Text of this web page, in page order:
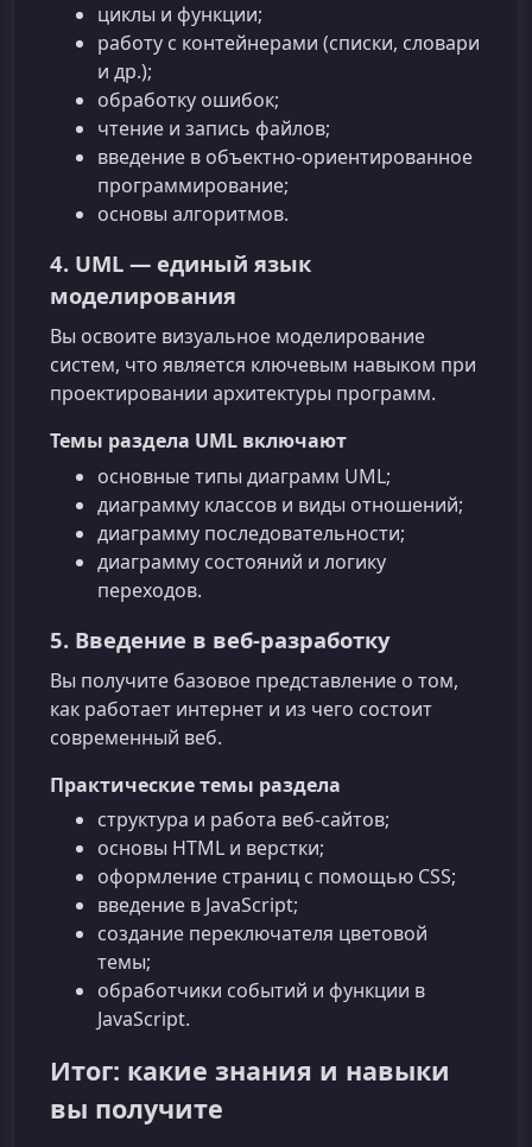
циклы и функции;
работу с контейнерами (списки, словари
и др.);
обработку ошибок;
чтение и запись файлов;
введение в объектно-ориентированное
программирование;
основы алгоритмов.
4. UML — единый язык
моделирования
Вы освоите визуальное моделирование
систем, что является ключевым навыком при
проектировании архитектуры программ.
Темы раздела UML включают
основные типы диаграмм UML;
диаграмму классов и виды отношений;
диаграмму последовательности;
диаграмму состояний и логику
переходов.
5. Введение в веб-разработку
Вы получите базовое представление о том,
как работает интернет и из чего состоит
современный веб.
Практические темы раздела
структура и работа веб-сайтов;
основы HTML и верстки;
оформление страниц с помощью CSS;
введение в JavaScript;
создание переключателя цветовой
темы;
обработчики событий и функции в
JavaScript.
Итог: какие знания и навыки
вы получите